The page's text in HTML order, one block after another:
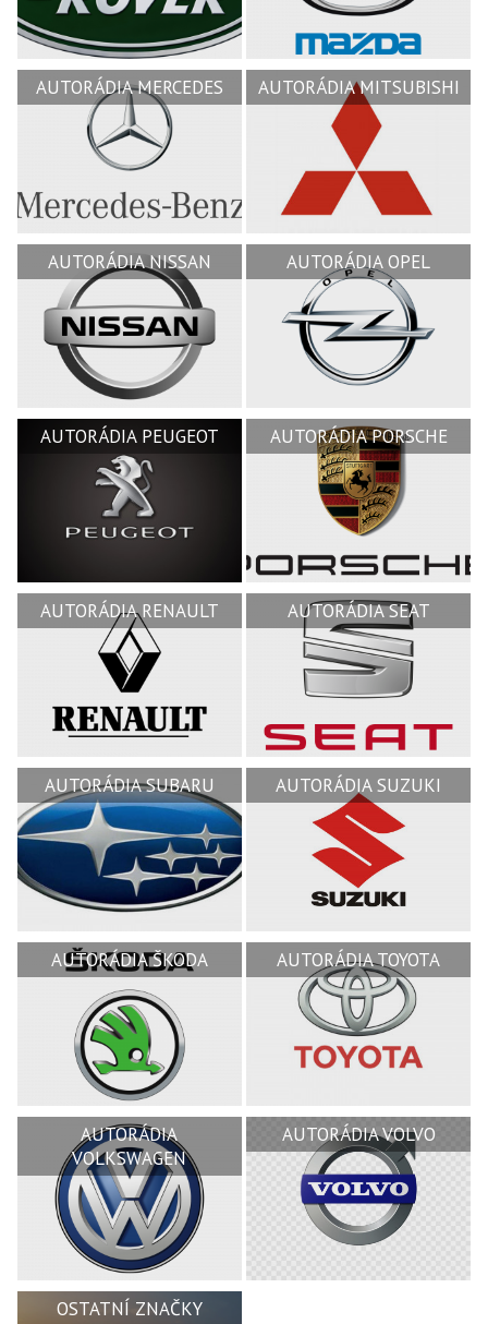
AUTORÁDIA MERCEDES AUTORÁDIA MITSUBISHI
AUTORÁDIA NISSAN AUTORÁDIA OPEL
AUTORÁDIA PEUGEOT AUTORÁDIA PORSCHE
AUTORÁDIA RENAULT AUTORÁDIA SEAT
AUTORÁDIA SUBARU AUTORÁDIA SUZUKI
AUTORÁDIA ŠKODA AUTORÁDIA TOYOTA
AUTORÁDIA
VOLKSWAGEN
AUTORÁDIA VOLVO
OSTATNÍ ZNAČKY